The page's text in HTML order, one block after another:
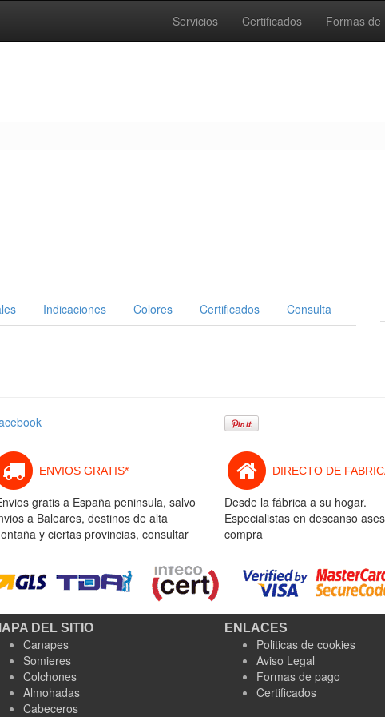
Servicios Certificados Formas de
Indicaciones Colores Certificados Consulta
ENVIOS GRATIS*
gratis a España peninsula, salvo
a Baleares, destinos de alta
y ciertas provincias, consultar
DIRECTO DE
Desde la fábrica a su hogar.
Especialistas en descanso
compra
DEL SITIO
Canapes
Somieres
Colchones
Almohadas
Cabeceros
ENLACES
Politicas de cookies
Aviso Legal
Formas de pago
Certificados